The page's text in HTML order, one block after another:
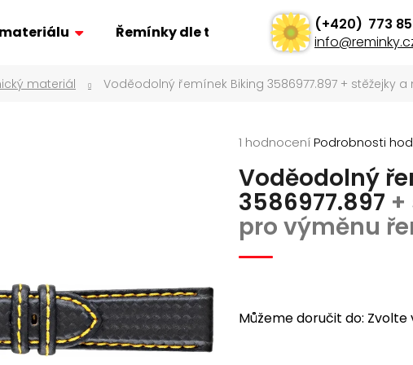
Řemínky dle typu Ostatní
info@
773
materiál Voděodolný řemínek Biking 3586977.897 + stěžejky
Průměrné
produktu
je
5,0
z
5
hvězdiček.
1 hodnoceníPodrobnosti
Voděodolný
3586977.897
pro výměnu
Můžeme doručit do: Zvolte
Co potřebujete najít?
Hledat
Z PRAVÉ KŮŽE AK0701.01
Kč